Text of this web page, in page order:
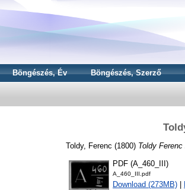
Böngészés, Év Böngészés, Szerző
Toldy, Ferenc (1800) Toldy
PDF (A_460_III)
A_460_III.pdf
Download (273MB)